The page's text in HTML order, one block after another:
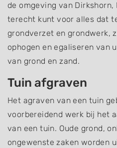
de omgeving van
terecht kunt voor alles dat
grondverzet en grondwerk,
ophogen en egaliseren van
van grond en zand.
Tuin afgraven
Het agraven van een tuin
voorbereidend werk bij het
van een tuin. Oude grond,
ongewenste zaken worden